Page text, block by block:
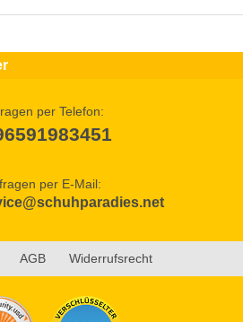
per Telefon:
per E-Mail:
AGB Widerrufsrecht